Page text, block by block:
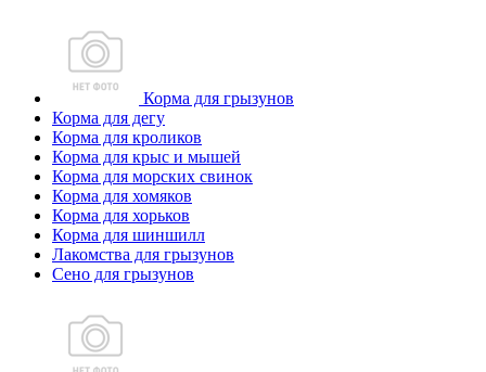
Корма для грызунов
Корма для дегу
Корма для кроликов
Корма для крыс и мышей
Корма для морских свинок
Корма для хомяков
Корма для хорьков
Корма для шиншилл
Лакомства для грызунов
Сено для грызунов